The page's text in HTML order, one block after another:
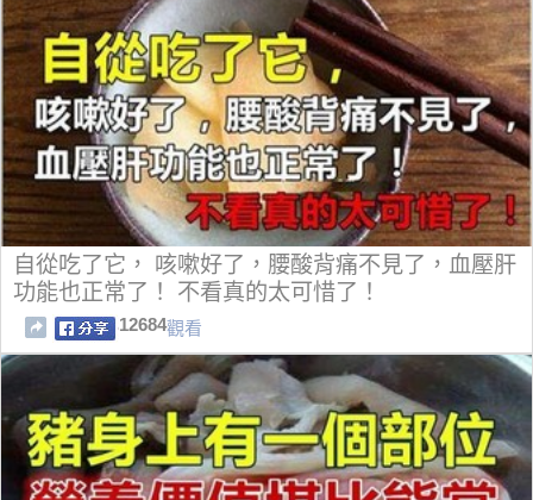
自從吃了它， 咳嗽好了，腰酸背痛不見了，血壓肝
功能也正常了！ 不看真的太可惜了！
12684觀看